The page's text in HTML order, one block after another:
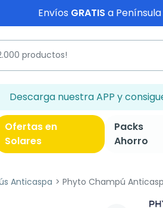
Envíos GRATIS a
Descarga nuestra APP y
Ofertas en
Solares
Packs
Ahorro
Anticaspa Phyto Champú